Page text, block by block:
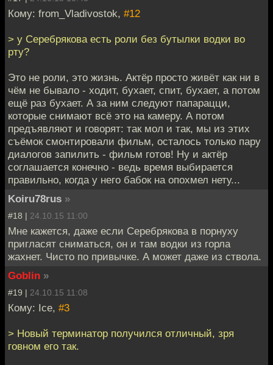
Кому: from_Vladivostok, #12
> у Серебрякова есть роли без бутылки водки во
рту?
Это не роли, это жизнь. Актёр просто живёт как ни в
чём не бывало - ходит, бухает, спит, бухает, а потом
ещё раз бухает. А за ним следуют папарацци,
которые снимают всё это на камеру. А потом
предъявляют и говорят: так мол и так, мы из этих
съёмок смонтировали фильм, осталось только пару
диалогов запилить - фильм готов! Ну и актёр
соглашается конечно - ведь время выбирается
правильно, когда у него бабок на опохмел нету...
Koiru78rus »
#18 | 24.10.15 11:00
Мне кажется, даже если Серебрякова в порнуху
пригласят сниматься, он и там водки из горла
жахнет. Чисто по привычке. А может даже из ствола.
Goblin »
#19 | 24.10.15 11:08
Кому: Ice, #3
> Новый терминатор получился отличный, зря
говном его так.